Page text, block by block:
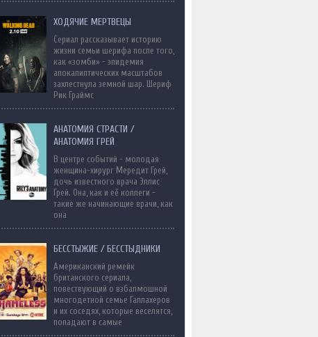
ХОДЯЧИЕ МЕРТВЕЦЫ
Сериал рассказывает историю
жизни семьи шерифа после того,
как «зомби» - эпидемия
апокалиптических масштабов
захлестнула земной шар. Шериф
Рик Граймс
АНАТОМИЯ СТРАСТИ /
АНАТОМИЯ ГРЕЙ
В центре событий - молодая
женщина-хирург Мередит Грей,
дочь известного врача Эллис
Грей. Она, как и её коллеги -
такие же начинающие врачи, как
она
БЕССТЫЖИЕ / БЕССТЫДНИКИ
Американский ремейк
британского сериала,
повествующий о взбалмошной
многодетной семье Галлахеров
и их соседях, которые веселятся,
попадают в самые